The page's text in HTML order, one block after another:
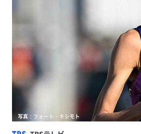
ー
ス
が
デ
ィ
カ
ル
パ
ー